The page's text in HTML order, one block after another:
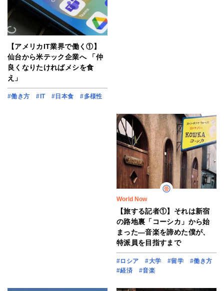
【アメリカIT業界で働く①】
仙台から米テック企業へ 「仲
良くなりたければメシを食
え」
#働き方 #IT #日本食 #多様性
World Now
【旅する記者①】それは新宿
の路地裏「コーシカ」から始
まった―音楽を諦めた僕が、
特派員を目指すまで
#ロシア #大学 #留学
#働き方
#経済
#音楽